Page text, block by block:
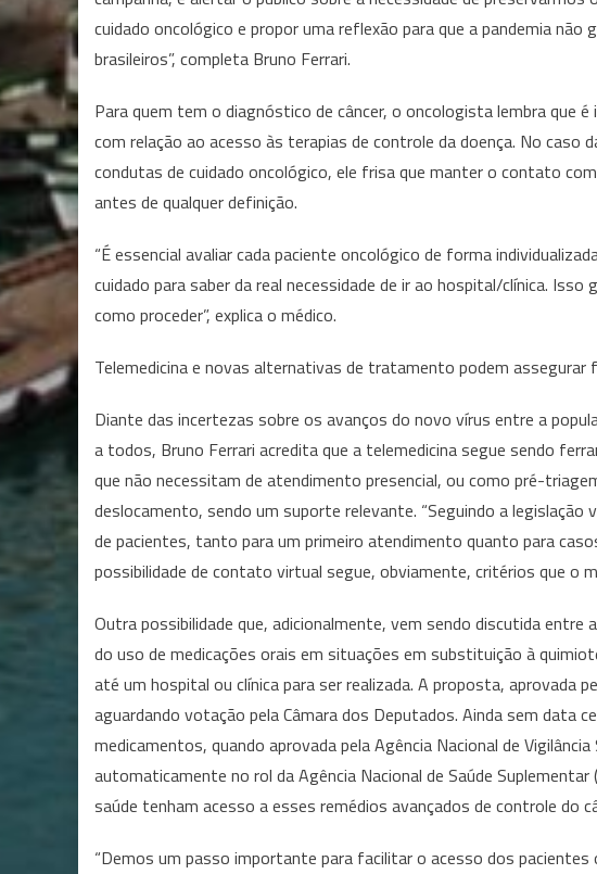
cuidado oncológico e propor uma reflexão para que a pandemia
brasileiros”, completa Bruno Ferrari.
Para quem tem o diagnóstico de câncer, o oncologista lembra que
com relação ao acesso às terapias de controle da doença. No caso
condutas de cuidado oncológico, ele frisa que manter o contato
antes de qualquer definição.
“É essencial avaliar cada paciente oncológico de forma
cuidado para saber da real necessidade de ir ao hospital/clínica.
como proceder”, explica o médico.
Telemedicina e novas alternativas de tratamento podem assegurar
Diante das incertezas sobre os avanços do novo vírus entre a
a todos, Bruno Ferrari acredita que a telemedicina segue sendo
que não necessitam de atendimento presencial, ou como pré-
deslocamento, sendo um suporte relevante. “Seguindo a
de pacientes, tanto para um primeiro atendimento quanto para
possibilidade de contato virtual segue, obviamente, critérios que o
Outra possibilidade que, adicionalmente, vem sendo discutida entre
do uso de medicações orais em situações em substituição à
até um hospital ou clínica para ser realizada. A proposta, aprovada
aguardando votação pela Câmara dos Deputados. Ainda sem data
medicamentos, quando aprovada pela Agência Nacional de
automaticamente no rol da Agência Nacional de Saúde
saúde tenham acesso a esses remédios avançados de controle do
“Demos um passo importante para facilitar o acesso dos